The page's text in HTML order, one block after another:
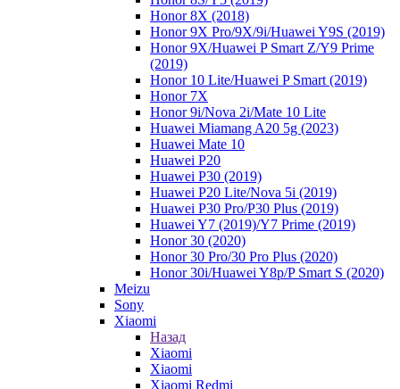
Honor 8X (2018)
Honor 9X Pro/9X/9i/Huawei Y9S (2019)
Honor 9X/Huawei P Smart Z/Y9 Prime
(2019)
Honor 10 Lite/Huawei P Smart (2019)
Honor 7X
Honor 9i/Nova 2i/Mate 10 Lite
Huawei Miamang A20 5g (2023)
Huawei Mate 10
Huawei P20
Huawei P30 (2019)
Huawei P20 Lite/Nova 5i (2019)
Huawei P30 Pro/P30 Plus (2019)
Huawei Y7 (2019)/Y7 Prime (2019)
Honor 30 (2020)
Honor 30 Pro/30 Pro Plus (2020)
Honor 30i/Huawei Y8p/P Smart S (2020)
Meizu
Sony
Xiaomi
Назад
Xiaomi
Xiaomi
Xiaomi Redmi